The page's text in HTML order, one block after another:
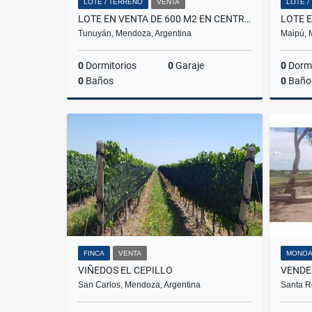
LOTE / TERRENO VENTA
LOTE EN VENTA DE 600 M2 EN CENTRO, TUNUYÁN
Tunuyán, Mendoza, Argentina
0 Dormitorios 0Garaje
0 Baños
Venta
LOTE
Maipú,
0
0
FINCA VENTA
VIÑEDOS EL CEPILLO
San Carlos, Mendoza, Argentina Santa